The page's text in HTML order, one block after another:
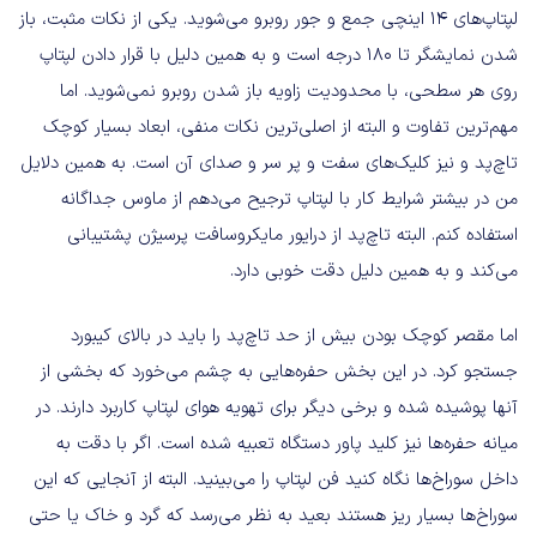
لپتاپ‌های ۱۴ اینچی جمع و جور روبرو می‌شوید. یکی از نکات مثبت، باز
شدن نمایشگر تا ۱۸۰ درجه است و به همین دلیل با قرار دادن لپتاپ
روی هر سطحی، با محدودیت زاویه باز شدن روبرو نمی‌شوید. اما
مهم‌ترین تفاوت و البته از اصلی‌ترین نکات منفی، ابعاد بسیار کوچک
تاچ‌پد و نیز کلیک‌های سفت و پر سر و صدای آن است. به همین دلایل
من در بیشتر شرایط کار با لپتاپ ترجیح می‌دهم از ماوس جداگانه
استفاده کنم. البته تاچ‌پد از درایور مایکروسافت پرسیژن پشتیبانی
می‌کند و به همین دلیل دقت خوبی دارد.
اما مقصر کوچک بودن بیش از حد تاچ‌پد را باید در بالای کیبورد
جستجو کرد. در این بخش حفره‌هایی به چشم می‌خورد که بخشی از
آنها پوشیده شده و برخی دیگر برای تهویه هوای لپتاپ کاربرد دارند. در
میانه حفره‌ها نیز کلید پاور دستگاه تعبیه شده است. اگر با دقت به
داخل سوراخ‌ها نگاه کنید فن لپتاپ را می‌بینید. البته از آنجایی که این
سوراخ‌ها بسیار ریز هستند بعید به نظر می‌رسد که گرد و خاک یا حتی